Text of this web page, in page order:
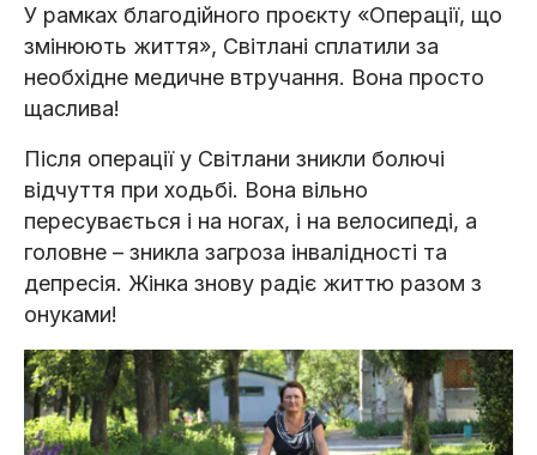
У рамках благодійного проєкту «Операції, що
змінюють життя», Світлані сплатили за
необхідне медичне втручання. Вона просто
щаслива!
Після операції у Світлани зникли болючі
відчуття при ходьбі. Вона вільно
пересувається і на ногах, і на велосипеді, а
головне – зникла загроза інвалідності та
депресія. Жінка знову радіє життю разом з
онуками!